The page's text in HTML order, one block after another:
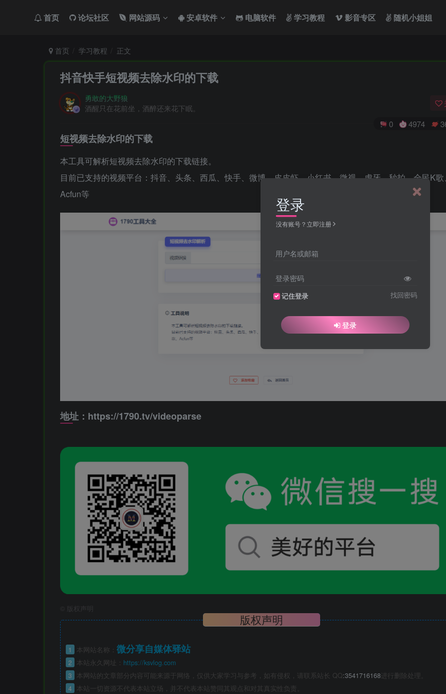
首页 论坛社区 网站源码 安卓软件 电脑软件 学习教程 影音专区 随机小姐姐
首页 学习教程 正文
抖音快手短视频去除水印的下载
勇敢的大野狼
酒醒只在花前坐，酒醉还来花下眠。
0 4974
短视频去除水印的下载
本工具可解析短视频去除水印的下载链接。
目前已支持的视频平台：抖音、头条、西瓜、快手、微博、皮皮虾、小红书、微视、虎牙、秒拍、全民K歌、
Acfun等
地址：https://1790.tv/videoparse
版权声明
版权声明
1 本网站名称： 微分享自媒体驿站
2 本站永久网址： https://ksvlog.com
3 本网站的文章部分内容可能来源于网络，仅供大家学习与参考，如有侵权，请联系站长 QQ:3541716168进行删除处理。
4 本站一切资源不代表本站立场，并不代表本站赞同其观点和对其真实性负责。
登录
没有账号？立即注册
用户名或邮箱
登录密码
记住登录 找回密码
登录